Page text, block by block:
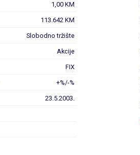
1,00 KM
113.642 KM
Slobodno tržište
Akcije
FIX
+%/-%
23.5.2003.